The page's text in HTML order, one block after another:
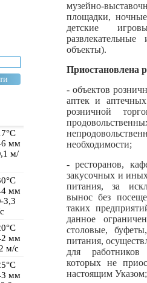
музейно-
площадки,
детские
объекты).
Приостановлена
- объектов
аптек и
розничной
необходимости;
- ресторанов,
закусочных и
питания, за
вынос без
таких
данное
столовые,
питания,
для работников
которых не
настоящим Указом;